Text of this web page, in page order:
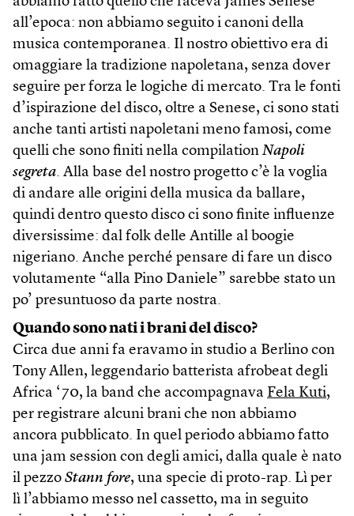
all’epoca: non abbiamo seguito i canoni della
musica contemporanea. Il nostro obiettivo era di
omaggiare la tradizione napoletana, senza dover
seguire per forza le logiche di mercato. Tra le fonti
d’ispirazione del disco, oltre a Senese, ci sono stati
anche tanti artisti napoletani meno famosi, come
quelli che sono finiti nella compilation Napoli
segreta. Alla base del nostro progetto c’è la voglia
di andare alle origini della musica da ballare,
quindi dentro questo disco ci sono finite influenze
diversissime: dal folk delle Antille al boogie
nigeriano. Anche perché pensare di fare un disco
volutamente “alla Pino Daniele” sarebbe stato un
po’ presuntuoso da parte nostra.
Quando sono nati i brani del disco?
Circa due anni fa eravamo in studio a Berlino con
Tony Allen, leggendario batterista afrobeat degli
Africa ‘70, la band che accompagnava Fela Kuti,
per registrare alcuni brani che non abbiamo
ancora pubblicato. In quel periodo abbiamo fatto
una jam session con degli amici, dalla quale è nato
il pezzo Stann fore, una specie di proto-rap. Lì per
lì l’abbiamo messo nel cassetto, ma in seguito